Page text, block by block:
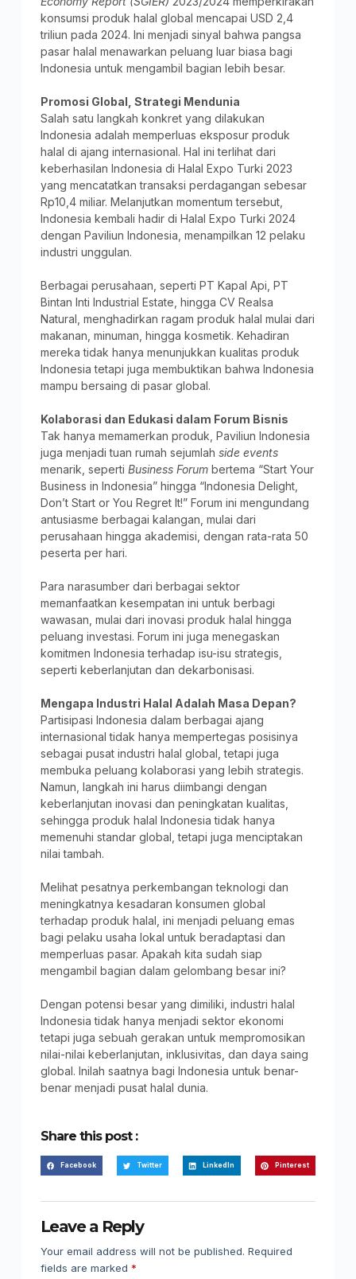
konsumsi produk halal global mencapai USD 2,4
triliun pada 2024. Ini menjadi sinyal bahwa pangsa
pasar halal menawarkan peluang luar biasa bagi
Indonesia untuk mengambil bagian lebih besar.
Promosi Global, Strategi Mendunia
Salah satu langkah konkret yang dilakukan
Indonesia adalah memperluas eksposur produk
halal di ajang internasional. Hal ini terlihat dari
keberhasilan Indonesia di Halal Expo Turki 2023
yang mencatatkan transaksi perdagangan sebesar
Rp10,4 miliar. Melanjutkan momentum tersebut,
Indonesia kembali hadir di Halal Expo Turki 2024
dengan Paviliun Indonesia, menampilkan 12 pelaku
industri unggulan.
Berbagai perusahaan, seperti PT Kapal Api, PT
Bintan Inti Industrial Estate, hingga CV Realsa
Natural, menghadirkan ragam produk halal mulai dari
makanan, minuman, hingga kosmetik. Kehadiran
mereka tidak hanya menunjukkan kualitas produk
Indonesia tetapi juga membuktikan bahwa Indonesia
mampu bersaing di pasar global.
Kolaborasi dan Edukasi dalam Forum Bisnis
Tak hanya memamerkan produk, Paviliun Indonesia
juga menjadi tuan rumah sejumlah side events
menarik, seperti Business Forumbertema “Start Your
Business in Indonesia” hingga “Indonesia Delight,
Don’t Start or You Regret It!” Forum ini mengundang
antusiasme berbagai kalangan, mulai dari
perusahaan hingga akademisi, dengan rata-rata 50
peserta per hari.
Para narasumber dari berbagai sektor
memanfaatkan kesempatan ini untuk berbagi
wawasan, mulai dari inovasi produk halal hingga
peluang investasi. Forum ini juga menegaskan
komitmen Indonesia terhadap isu-isu strategis,
seperti keberlanjutan dan dekarbonisasi.
Mengapa Industri Halal Adalah Masa Depan?
Partisipasi Indonesia dalam berbagai ajang
internasional tidak hanya mempertegas posisinya
sebagai pusat industri halal global, tetapi juga
membuka peluang kolaborasi yang lebih strategis.
Namun, langkah ini harus diimbangi dengan
keberlanjutan inovasi dan peningkatan kualitas,
sehingga produk halal Indonesia tidak hanya
memenuhi standar global, tetapi juga menciptakan
nilai tambah.
Melihat pesatnya perkembangan teknologi dan
meningkatnya kesadaran konsumen global
terhadap produk halal, ini menjadi peluang emas
bagi pelaku usaha lokal untuk beradaptasi dan
memperluas pasar. Apakah kita sudah siap
mengambil bagian dalam gelombang besar ini?
Dengan potensi besar yang dimiliki, industri halal
Indonesia tidak hanya menjadi sektor ekonomi
tetapi juga sebuah gerakan untuk mempromosikan
nilai-nilai keberlanjutan, inklusivitas, dan daya saing
global. Inilah saatnya bagi Indonesia untuk benar-
benar menjadi pusat halal dunia.
Share this post :
Facebook Twitter LinkedIn Pinterest
Leave a Reply
Your email address will not be published. Required
fields are marked *